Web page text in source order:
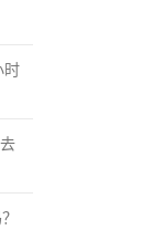
时